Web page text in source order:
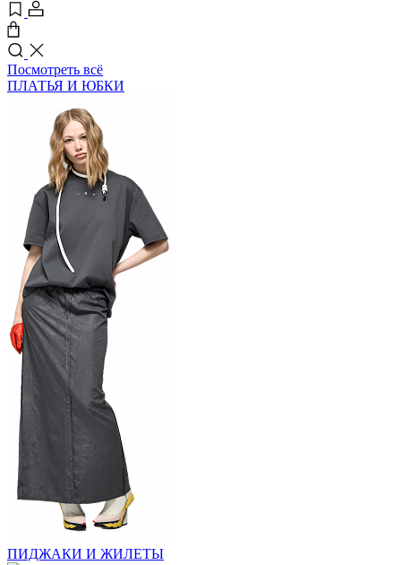
Посмотреть всё
ПЛАТЬЯ И ЮБКИ
ПИДЖАКИ И ЖИЛЕТЫ